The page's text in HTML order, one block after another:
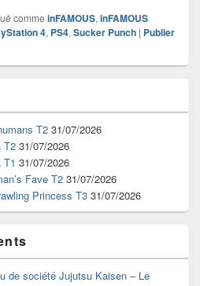
comme inFAMOUS, inFAMOUS
4, PS4, Sucker Punch | Publier
T2 31/07/2026
T2 31/07/2026
T1 31/07/2026
Fave T2 31/07/2026
Princess T3 31/07/2026
de société Jujutsu Kaisen – Le